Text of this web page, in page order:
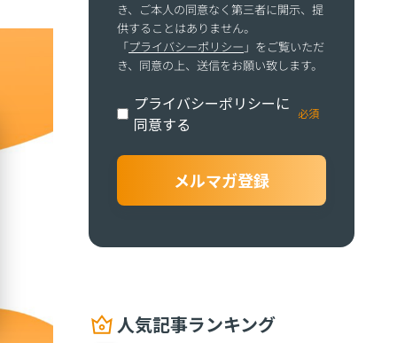
き、ご本人の同意なく第三者に開示、提
供することはありません。
「プライバシーポリシー 」をご覧いただ
き、同意の上、送信をお願い致します。
プライバシーポリシーに
同意する
人気記事ランキング